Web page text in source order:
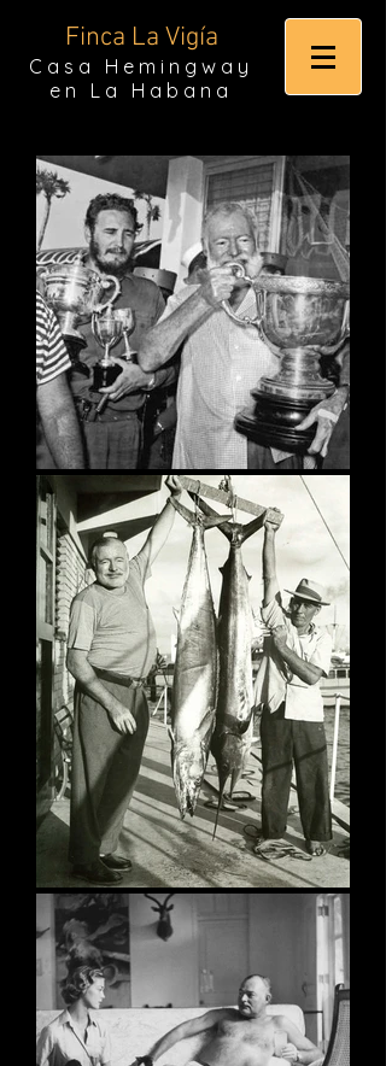
Finca La Vigía
Casa Hemingway
en La Habana